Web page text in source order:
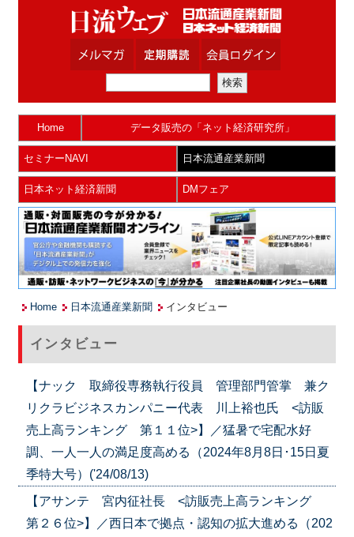
Home データ販売の「ネット経済研究所」
セミナーNAVI 日本流通産業新聞
日本ネット経済新聞 DMフェア
Home 日本流通産業新聞 インタビュー
インタビュー
【ナック 取締役専務執行役員 管理部門管掌 兼ク
リクラビジネスカンパニー代表 川上裕也氏 <訪販
売上高ランキング 第１１位>】／猛暑で宅配水好
調、一人一人の満足度高める（2024年8月8日･15日夏
季特大号）('24/08/13)
【アサンテ 宮内征社長 <訪販売上高ランキング
第２６位>】／西日本で拠点・認知の拡大進める（202